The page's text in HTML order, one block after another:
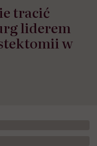
tracić
liderem
w